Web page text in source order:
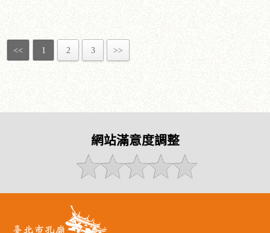
<< 1 2 3 >>
網站滿意度調整